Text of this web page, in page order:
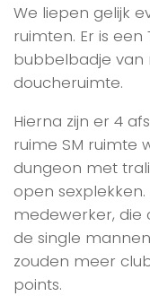
We liepen gelijk
ruimten. Er is
bubbelbadje
doucheruimte.
Hierna zijn er 4
ruime SM ruimte
dungeon met
open
medewerker, die
de single
zouden meer
points.